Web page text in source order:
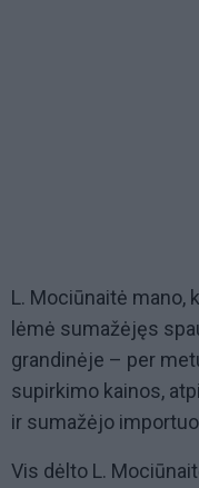
L. Mociūnaitė mano,
lėmė sumažėjęs
grandinėje – per
supirkimo kainos,
ir sumažėjo
Vis dėlto L.